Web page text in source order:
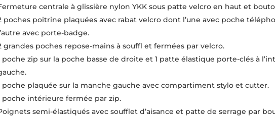
centrale à glissière nylon YKK sous patte velcro en haut et
poches poitrine plaquées avec rabat velcro dont l’une avec poche
avec porte-badge.
grandes poches repose-mains à souffl et fermées par velcro.
poche zip sur la poche basse de droite et 1 patte élastique porte-clés à
poche plaquée sur la manche gauche avec compartiment stylo et cutter.
poche intérieure fermée par zip.
semi-élastiqués avec soufflet d’aisance et patte de serrage par